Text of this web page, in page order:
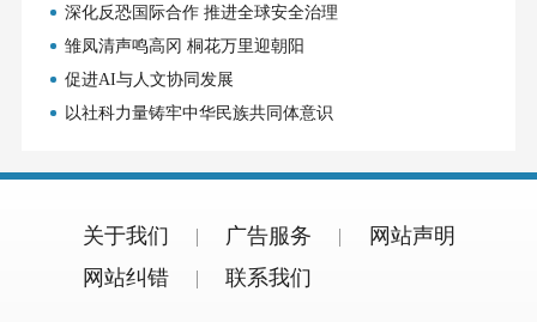
深化反恐国际合作 推进全球安全治理
雏凤清声鸣高冈 桐花万里迎朝阳
促进AI与人文协同发展
以社科力量铸牢中华民族共同体意识
关于我们 广告服务
网站声明
网站纠错
联系我们